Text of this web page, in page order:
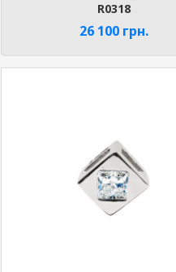
R0318
26 100 грн.